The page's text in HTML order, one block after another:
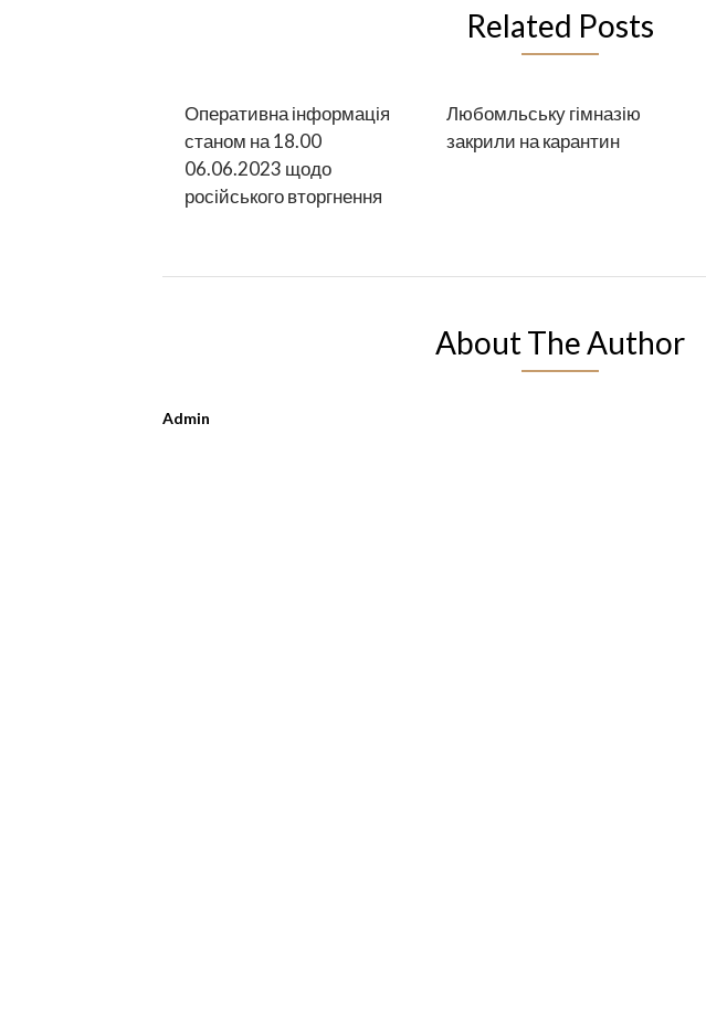
Related Posts
Оперативна інформація
станом на 18.00
06.06.2023 щодо
російського вторгнення
Любомльську гімназію
закрили на карантин
About The Author
Admin